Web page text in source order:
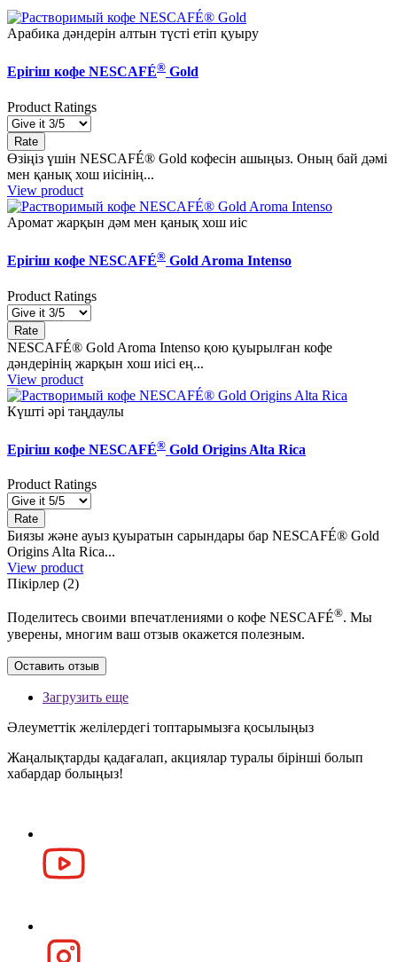
Арабика дәндерін алтын түсті етіп қуыру
Ерігіш кофе NESCAFÉ® Gold
Product Ratings
Өзіңіз үшін NESCAFÉ® Gold кофесін ашыңыз. Оның бай дәмі
мен қанық хош иісінің...
View product
Аромат жарқын дәм мен қанық хош иіс
Ерігіш кофе NESCAFÉ® Gold Aroma Intenso
Product Ratings
NESCAFÉ® Gold Aroma Intenso қою қуырылған кофе
дәндерінің жарқын хош иісі ең...
View product
Күшті әрі таңдаулы
Ерігіш кофе NESCAFÉ® Gold Origins Alta Rica
Product Ratings
Биязы және ауыз қуыратын сарындары бар NESCAFÉ® Gold
Origins Alta Rica...
View product
Пікірлер (2)
Поделитесь своими впечатлениями о кофе NESCAFÉ®. Мы
уверены, многим ваш отзыв окажется полезным.
Оставить отзыв
Загрузить еще
Әлеуметтік желілердегі топтарымызға қосылыңыз
Жаңалықтарды қадағалап, акциялар туралы бірінші болып
хабардар болыңыз!